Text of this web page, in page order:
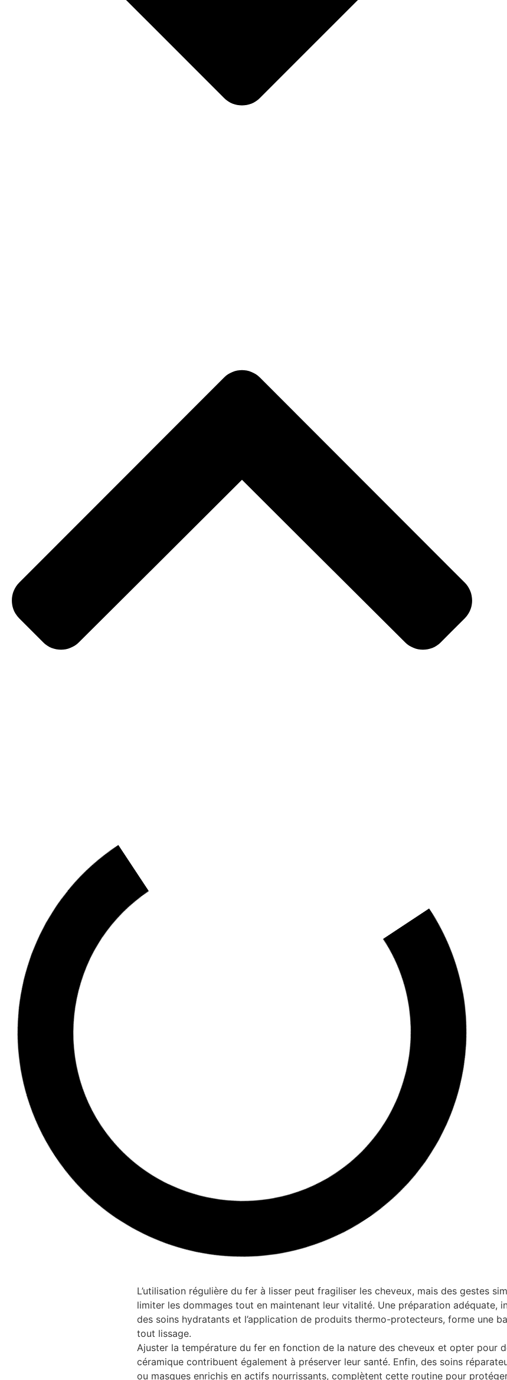
L’utilisation régulière du fer à lisser peut fragiliser les cheveux, mais des gestes
limiter les dommages tout en maintenant leur vitalité. Une préparation adéquate,
des soins hydratants et l’application de produits thermo-protecteurs, forme une
tout lissage.
Ajuster la température du fer en fonction de la nature des cheveux et opter pour
céramique contribuent également à préserver leur santé. Enfin, des soins
ou masques enrichis en actifs nourrissants, complètent cette routine pour